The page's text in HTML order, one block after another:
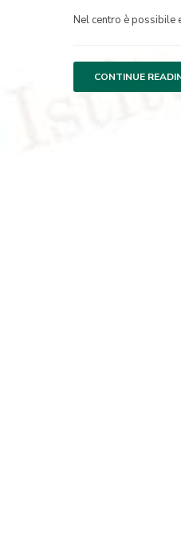
Nel centro è possibile
CONTINUE